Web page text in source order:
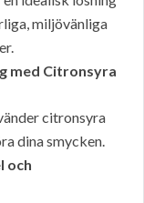
miljövänliga
med Citronsyra
citronsyra
dina smycken.
och